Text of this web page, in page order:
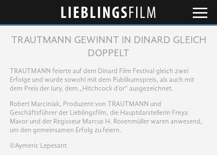
Lieblingsfilm
TRAUTMANN GEWINNT IN DINARD GLEICH
DOPPELT
TRAUTMANN feierte auf dem Dinard Film Festival gleich zwei
Erfolge und wurde sowohl mit dem Publikumspreis, als auch mit
dem Preis der Jury, dem „Hitchcock d’or“ ausgezeichnet.
Robert Marciniak, Produzent von TRAUTMANN und
Geschäftsführer der Lieblingsfilm, die Hauptdarstellerin Freya
Mavor und der Regisseur Marcus H. Rosenmüller waren anwesend,
um den gemeinsamen Erfolg zu feiern.
©Aymeric Lepesant